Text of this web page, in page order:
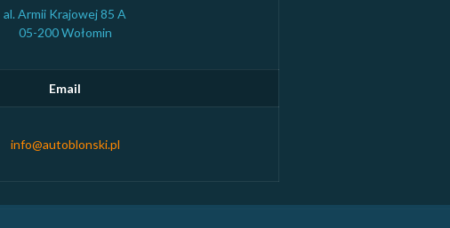
al. Armii Krajowej 85 A
05-200 Wołomin
Email
info@autoblonski.pl